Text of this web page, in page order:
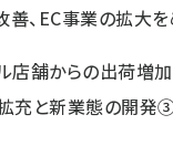
、EC事業の拡大を
店舗からの出荷増
充と新業態の開発